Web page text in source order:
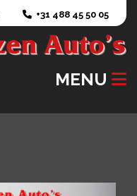
+31 488 45 50 05
MENU